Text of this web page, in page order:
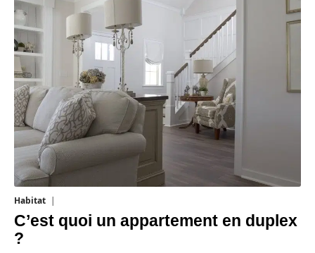
Habitat
C’est quoi un appartement en duplex
?